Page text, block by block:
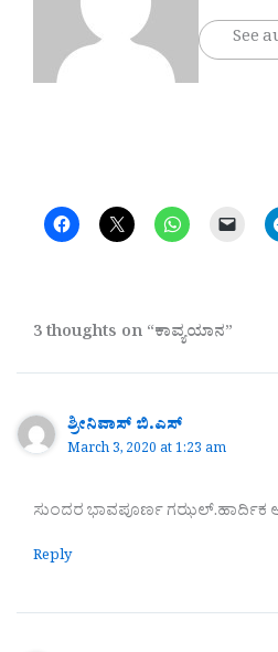
See
3 thoughts on “ಕಾವ್ಯಯಾನ”
ಶ್ರೀನಿವಾಸ್ ಬಿ.ಎಸ್
March 3, 2020 at 1:23 am
ಸುಂದರ ಭಾವಪೂರ್ಣ ಗಝಲ್.ಹಾರ್ದಿಕ
Reply